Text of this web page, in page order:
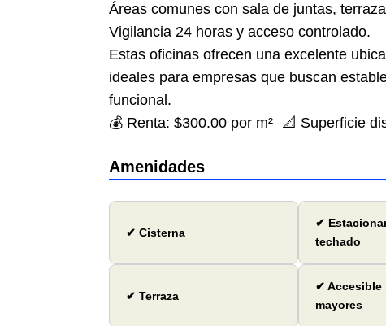
Áreas comunes con sala de juntas,
Vigilancia 24 horas y acceso controlado.
Estas oficinas ofrecen una excelente
ideales para empresas que buscan
funcional.
💰 Renta: $300.00 por m² 📐 Superficie
Amenidades
✔ Cisterna
✔
techado
✔ Terraza
✔ Accesible
mayores